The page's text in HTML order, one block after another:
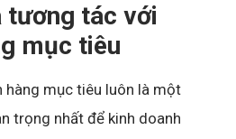
tương tác với
mục tiêu
hàng mục tiêu luôn là một
trọng nhất để kinh doanh